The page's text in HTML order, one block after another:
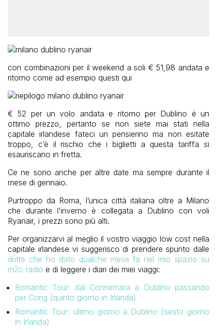
con combinazioni per il weekend a soli € 51,98 andata e
ritorno come ad esempio questi qui
€ 52 per un volo andata e ritorno per Dublino è un
ottimo prezzo, pertanto se non siete mai stati nella
capitale irlandese fateci un pensierino ma non esitate
troppo, c’è il rischio che i biglietti a questa tariffa si
esauriscano in fretta.
Ce ne sono anche per altre date ma sempre durante il
mese di gennaio.
Purtroppo da Roma, l’unica città italiana oltre a Milano
che durante l’inverno è collegata a Dublino con voli
Ryanair, i prezzi sono più alti.
Per organizzarvi al meglio il vostro viaggio low cost nella
capitale irlandese vi suggerisco di prendere spunto dalle
dritte che ho dato qualche mese fa nel mio spazio su
m2o radio e di leggere i diari dei miei viaggi:
Romantic Tour: dal Connemara a Dublino passando
per Cong (quinto giorno in Irlanda)
Romantic Tour: ultimo giorno a Dublino (sesto giorno
in Irlanda)